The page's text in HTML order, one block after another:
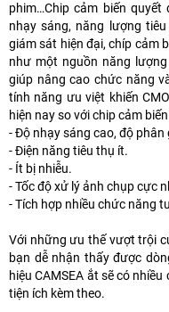
phim…Chip cảm biến
nhạy sáng, năng lượng
giám sát hiện đại, chíp cảm
như một nguồn năng
giúp nâng cao chức năng
tính năng ưu việt khiến
hiện nay so với chip cảm biến
- Độ nhạy sáng cao, độ phân
- Điện năng tiêu thụ ít.
- Ít bị nhiễu.
- Tốc độ xử lý ảnh chụp cực
- Tích hợp nhiều chức năng
Với những ưu thế vượt trội
bạn dễ nhận thấy được
hiệu CAMSEA ắt sẽ có
tiện ích kèm theo.